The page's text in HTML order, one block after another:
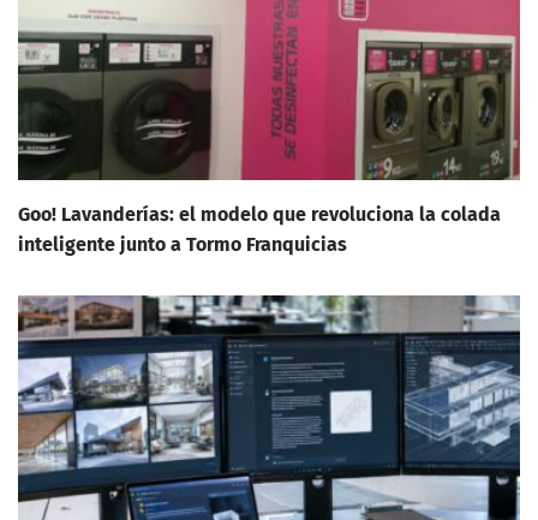
Goo! Lavanderías: el modelo que revoluciona la colada
inteligente junto a Tormo Franquicias